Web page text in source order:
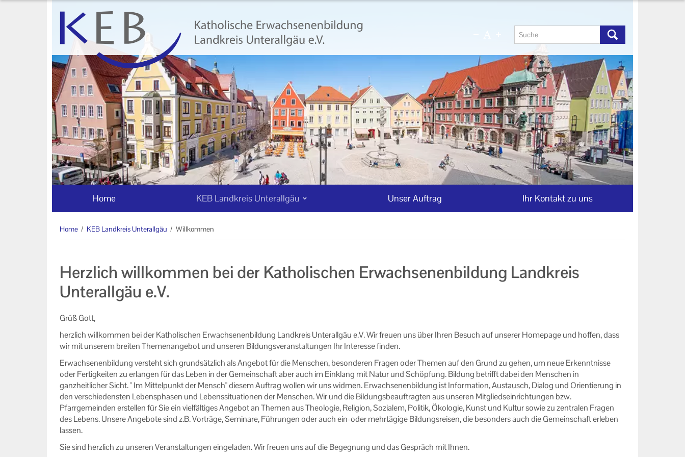
Home KEB Landkreis Unterallgäu Unser Auftrag Ihr Kontakt zu uns
Home / KEB Landkreis Unterallgäu / Willkommen
Herzlich willkommen bei der Katholischen Erwachsenenbildung Landkreis
Unterallgäu e.V.
Grüß Gott,
herzlich willkommen bei der Katholischen Erwachsenenbildung Landkreis Unterallgäu e.V. Wir freuen uns über Ihren Besuch auf unserer Homepage und hoffen, dass
wir mit unserem breiten Themenangebot und unseren Bildungsveranstaltungen Ihr Interesse finden.
Erwachsenenbildung versteht sich grundsätzlich als Angebot für die Menschen, besonderen Fragen oder Themen auf den Grund zu gehen, um neue Erkenntnisse
oder Fertigkeiten zu erlangen für das Leben in der Gemeinschaft aber auch im Einklang mit Natur und Schöpfung. Bildung betrifft dabei den Menschen in
ganzheitlicher Sicht. " Im Mittelpunkt der Mensch" diesem Auftrag wollen wir uns widmen. Erwachsenenbildung ist Information, Austausch, Dialog und Orientierung in
den verschiedensten Lebensphasen und Lebenssituationen der Menschen. Wir und die Bildungsbeauftragten aus unseren Mitgliedseinrichtungen bzw.
Pfarrgemeinden erstellen für Sie ein vielfältiges Angebot an Themen aus Theologie, Religion, Sozialem, Politik, Ökologie, Kunst und Kultur sowie zu zentralen Fragen
des Lebens. Unsere Angebote sind z.B. Vorträge, Seminare, Führungen oder auch ein-oder mehrtägige Bildungsreisen, die besonders auch die Gemeinschaft erleben
lassen.
Sie sind herzlich zu unseren Veranstaltungen eingeladen. Wir freuen uns auf die Begegnung und das Gespräch mit Ihnen.
KEB Landkreis Unterallgäu
Willkommen
Geschäftsstelle
Vorstand und Beirat der KEB
Landkreis Unterallgäu
Mitglieder der KEB Landkreis
Datenschutzerklärung